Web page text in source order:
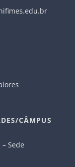
CÂMPUS
Sede